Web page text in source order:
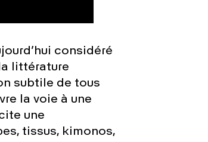
considéré
littérature
subtile de tous
la voie à une
une
tissus, kimonos,